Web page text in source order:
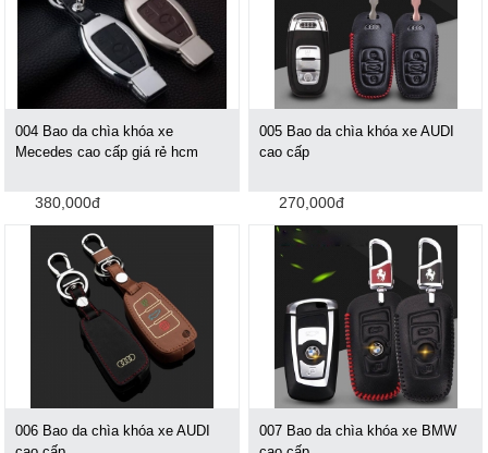
004 Bao da chìa khóa xe
Mecedes cao cấp giá rẻ hcm
380,000đ
005 Bao da chìa khóa xe AUDI
cao cấp
270,000đ
006 Bao da chìa khóa xe AUDI
007 Bao da chìa khóa xe BMW